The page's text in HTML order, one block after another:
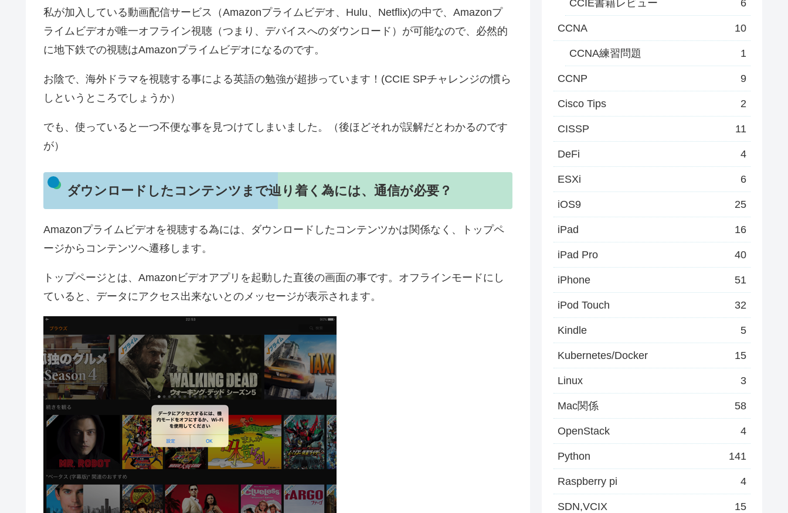
私が加入している動画配信サービス（Amazonプライムビデオ、Hulu、Netflix)の中で、Amazonプ
ライムビデオが唯一オフライン視聴（つまり、デバイスへのダウンロード）が可能なので、必然的
に地下鉄での視聴はAmazonプライムビデオになるのです。
お陰で、海外ドラマを視聴する事による英語の勉強が超捗っています！(CCIE SPチャレンジの慣ら
しというところでしょうか）
でも、使っていると一つ不便な事を見つけてしまいました。（後ほどそれが誤解だとわかるのです
が）
ダウンロードしたコンテンツまで辿り着く為には、通信が必要？
Amazonプライムビデオを視聴する為には、ダウンロードしたコンテンツかは関係なく、トップペ
ージからコンテンツへ遷移します。
トップページとは、Amazonビデオアプリを起動した直後の画面の事です。オフラインモードにし
ていると、データにアクセス出来ないとのメッセージが表示されます。
CCIE書籍レビュー 6
CCNA 10
CCNA練習問題 1
CCNP 9
Cisco Tips 2
CISSP 11
DeFi 4
ESXi 6
iOS9 25
iPad 16
iPad Pro 40
iPhone 51
iPod Touch 32
Kindle 5
Kubernetes/Docker 15
Linux 3
Mac関係 58
OpenStack 4
Python 141
Raspberry pi 4
SDN,VCIX 15